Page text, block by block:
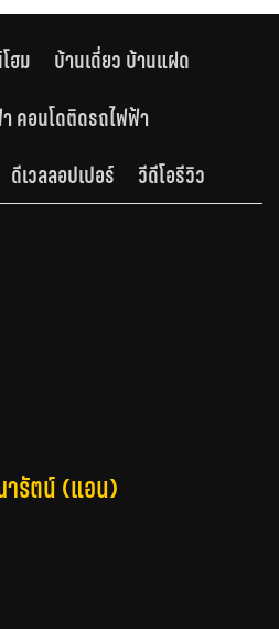
ฮม
บ้านเดี่ยว บ้านแฝด
คอนโดติดรถไฟฟ้า
ดีเวลลอปเปอร์ วีดีโอรีวิว
รัตน์ (แอน)